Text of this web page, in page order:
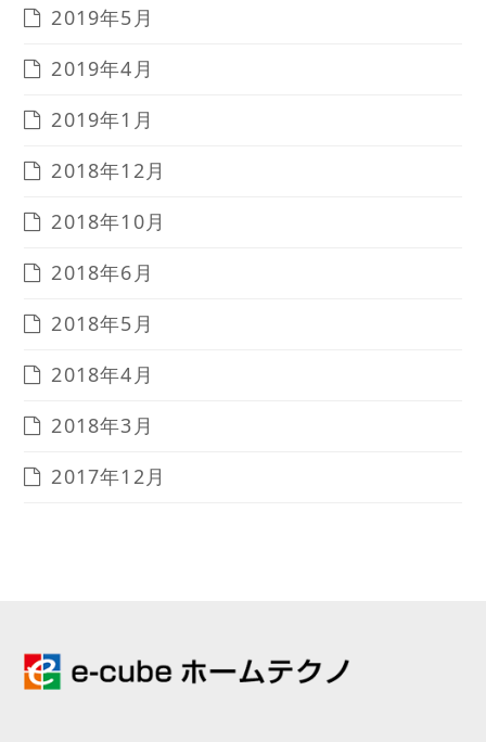
2019年5月
2019年4月
2019年1月
2018年12月
2018年10月
2018年6月
2018年5月
2018年4月
2018年3月
2017年12月